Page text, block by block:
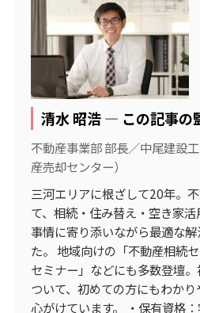
清水 昭浩 ― この記事
不動産事業部 部長／中尾建設
産売却センター）
三河エリアに根ざして20年。
て、相続・住み替え・空き家
事情に寄り添いながら最適な
た。 地域向けの「不動産相続
セミナー」などにも多数登壇
ついて、初めての方にもわか
心がけています。 ・保有資格